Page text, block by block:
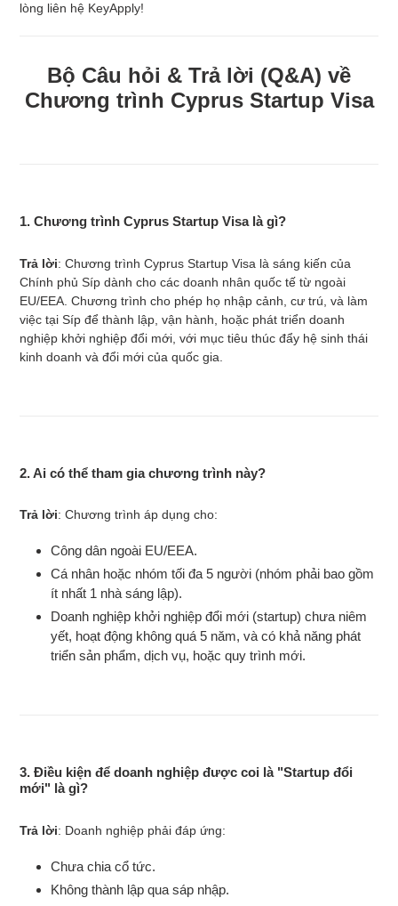
lòng liên hệ KeyApply!
Bộ Câu hỏi & Trả lời (Q&A) về
Chương trình Cyprus Startup Visa
1. Chương trình Cyprus Startup Visa là gì?
Trả lời: Chương trình Cyprus Startup Visa là sáng kiến của
Chính phủ Síp dành cho các doanh nhân quốc tế từ ngoài
EU/EEA. Chương trình cho phép họ nhập cảnh, cư trú, và làm
việc tại Síp để thành lập, vận hành, hoặc phát triển doanh
nghiệp khởi nghiệp đổi mới, với mục tiêu thúc đẩy hệ sinh thái
kinh doanh và đổi mới của quốc gia.
2. Ai có thể tham gia chương trình này?
Trả lời: Chương trình áp dụng cho:
Công dân ngoài EU/EEA.
Cá nhân hoặc nhóm tối đa 5 người (nhóm phải bao gồm
ít nhất 1 nhà sáng lập).
Doanh nghiệp khởi nghiệp đổi mới (startup) chưa niêm
yết, hoạt động không quá 5 năm, và có khả năng phát
triển sản phẩm, dịch vụ, hoặc quy trình mới.
3. Điều kiện để doanh nghiệp được coi là "Startup đổi
mới" là gì?
Trả lời: Doanh nghiệp phải đáp ứng:
Chưa chia cổ tức.
Không thành lập qua sáp nhập.